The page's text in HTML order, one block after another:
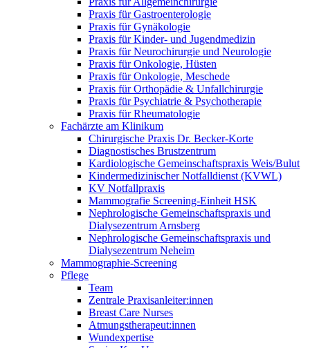
Praxis für Gastroenterologie
Praxis für Gynäkologie
Praxis für Kinder- und Jugendmedizin
Praxis für Neurochirurgie und Neurologie
Praxis für Onkologie, Hüsten
Praxis für Onkologie, Meschede
Praxis für Orthopädie & Unfallchirurgie
Praxis für Psychiatrie & Psychotherapie
Praxis für Rheumatologie
Fachärzte am Klinikum
Chirurgische Praxis Dr. Becker-Korte
Diagnostisches Brustzentrum
Kardiologische Gemeinschaftspraxis Weis/Bulut
Kindermedizinischer Notfalldienst (KVWL)
KV Notfallpraxis
Mammografie Screening-Einheit HSK
Nephrologische Gemeinschaftspraxis und
Dialysezentrum Arnsberg
Nephrologische Gemeinschaftspraxis und
Dialysezentrum Neheim
Mammographie-Screening
Pflege
Team
Zentrale Praxisanleiter:innen
Breast Care Nurses
Atmungstherapeut:innen
Wundexpertise